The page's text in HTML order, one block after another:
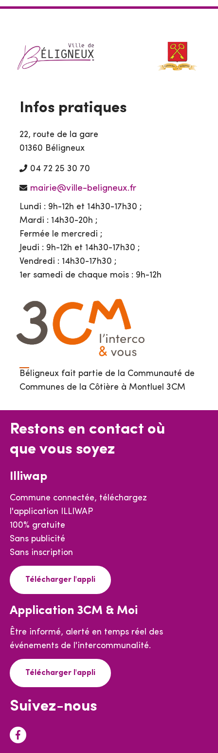
Infos pratiques
22, route de la gare
01360 Béligneux
04 72 25 30 70
mairie@ville-beligneux.fr
Lundi : 9h-12h et 14h30-17h30 ;
Mardi : 14h30-20h ;
Fermée le mercredi ;
Jeudi : 9h-12h et 14h30-17h30 ;
Vendredi : 14h30-17h30 ;
1er samedi de chaque mois : 9h-12h
Béligneux fait partie de la Communauté de
Communes de la Côtière à Montluel 3CM
Restons en contact où
que vous soyez
Illiwap
Commune connectée, téléchargez
l'application ILLIWAP
100% gratuite
Sans publicité
Sans inscription
Télécharger l'appli
Application 3CM & Moi
Être informé, alerté en temps réel des
événements de l'intercommunalité.
Télécharger l'appli
Suivez-nous
F